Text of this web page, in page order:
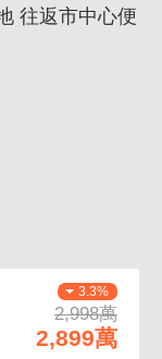
3.3%
2,998萬
2,899萬